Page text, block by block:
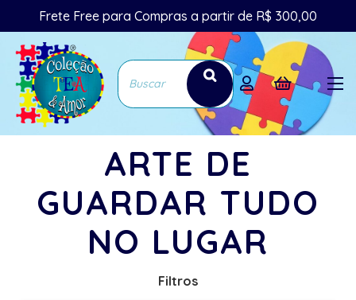
Frete Free para Compras a partir de R$ 300,00
ARTE DE
GUARDAR TUDO
NO LUGAR
Filtros